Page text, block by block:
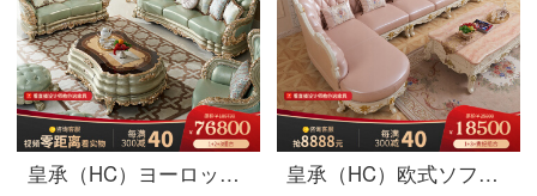
皇承（HC）ヨーロッパ式豪華ソファ高級住宅客間家具に金箔四人の組み合わせソファを貼る859 SF欧豪華別荘に金箔ソファシングルポジションを貼る。
皇承（HC）欧式ソファー法式宮廷ソファプリンセスピンクのソファー実木ソファ回転角832ソファークラウン彫刻本革ソファセット1+3+左/右貴妃